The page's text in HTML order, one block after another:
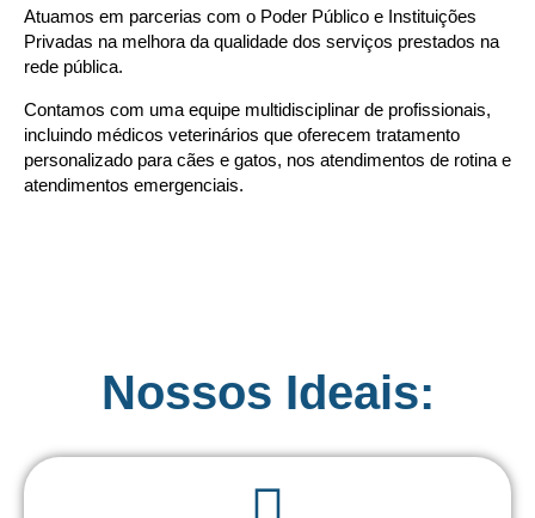
Atuamos em parcerias com o Poder Público e Instituições
Privadas na melhora da qualidade dos serviços prestados na
rede pública.
Contamos com uma equipe multidisciplinar de profissionais,
incluindo médicos veterinários que oferecem tratamento
personalizado para cães e gatos, nos atendimentos de rotina e
atendimentos emergenciais.
Nossos Ideais: